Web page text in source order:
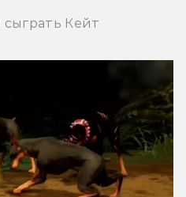
Кейт